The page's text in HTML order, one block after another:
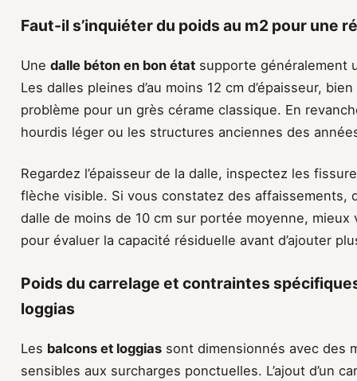
Faut-il s’inquiéter du poids au m2 pour une
Une dalle béton en bon état supporte généralement
Les dalles pleines d’au moins 12 cm d’épaisseur,
problème pour un grès cérame classique. En
hourdis léger ou les structures anciennes des
Regardez l’épaisseur de la dalle, inspectez les
flèche visible. Si vous constatez des affaissements,
dalle de moins de 10 cm sur portée moyenne,
pour évaluer la capacité résiduelle avant d’ajouter
Poids du carrelage et contraintes
loggias
Les balcons et loggias sont dimensionnés avec des
sensibles aux surcharges ponctuelles. L’ajout d’un